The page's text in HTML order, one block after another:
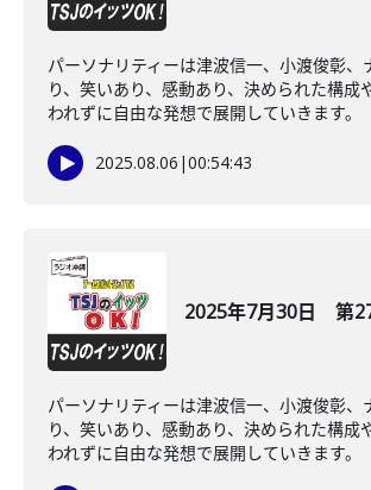
パーソナリティーは津波信一、小渡俊彰、
り、笑いあり、感動あり、決められた構成
われずに自由な発想で展開していきます。
2025.08.06 |00:54:43
2025年7月30日 第
パーソナリティーは津波信一、小渡俊彰、
り、笑いあり、感動あり、決められた構成
われずに自由な発想で展開していきます。